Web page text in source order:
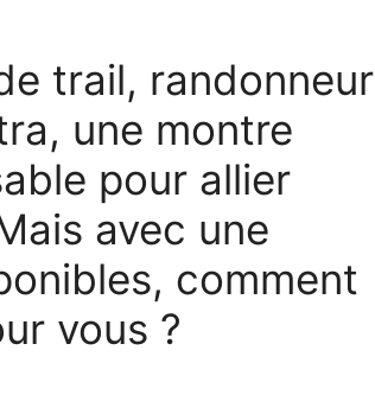
trail, randonneur
une montre
pour allier
avec une
comment
vous ?